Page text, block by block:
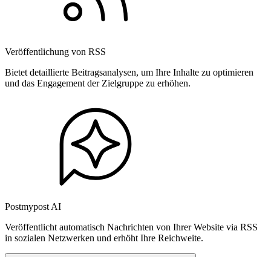
Veröffentlichung von RSS
Bietet detaillierte Beitragsanalysen, um Ihre Inhalte zu optimieren
und das Engagement der Zielgruppe zu erhöhen.
Postmypost AI
Veröffentlicht automatisch Nachrichten von Ihrer Website via RSS
in sozialen Netzwerken und erhöht Ihre Reichweite.